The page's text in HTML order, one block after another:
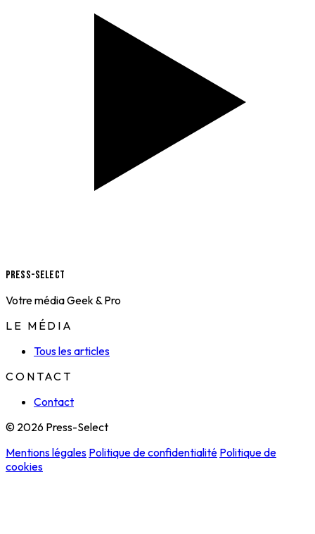
Press-Select
Votre média Geek & Pro
LE MÉDIA
Tous les articles
CONTACT
Contact
© 2026 Press-Select
Mentions légales Politique de confidentialité Politique de
cookies